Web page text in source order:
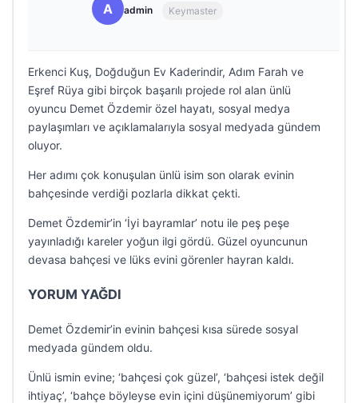
A admin Keymaster
Erkenci Kuş, Doğduğun Ev Kaderindir, Adım Farah ve
Eşref Rüya gibi birçok başarılı projede rol alan ünlü
oyuncu Demet Özdemir özel hayatı, sosyal medya
paylaşımları ve açıklamalarıyla sosyal medyada gündem
oluyor.
Her adımı çok konuşulan ünlü isim son olarak evinin
bahçesinde verdiği pozlarla dikkat çekti.
Demet Özdemir’in ‘İyi bayramlar’ notu ile peş peşe
yayınladığı kareler yoğun ilgi gördü. Güzel oyuncunun
devasa bahçesi ve lüks evini görenler hayran kaldı.
YORUM YAĞDI
Demet Özdemir’in evinin bahçesi kısa sürede sosyal
medyada gündem oldu.
Ünlü ismin evine; ‘bahçesi çok güzel’, ‘bahçesi istek değil
ihtiyaç’, ‘bahçe böyleyse evin içini düşünemiyorum’ gibi